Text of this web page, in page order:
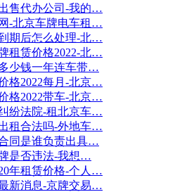
售代办公司-我的…
-北京车牌电车租…
期后怎么处理-北…
租赁价格2022-北…
少钱一年连车带…
格2022每月-北京…
格2022带车-北京…
纷法院-租北京车…
租合法吗-外地车…
同是谁负责出具…
是否违法-我想…
年租赁价格-个人…
新消息-京牌交易…